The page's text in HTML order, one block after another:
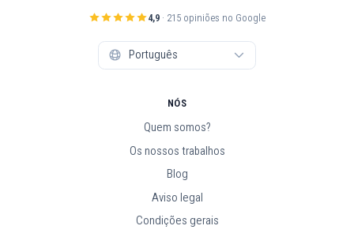
4,9· 215 opiniões no Google
NÓS
Quem somos?
Os nossos trabalhos
Blog
Aviso legal
Condições gerais